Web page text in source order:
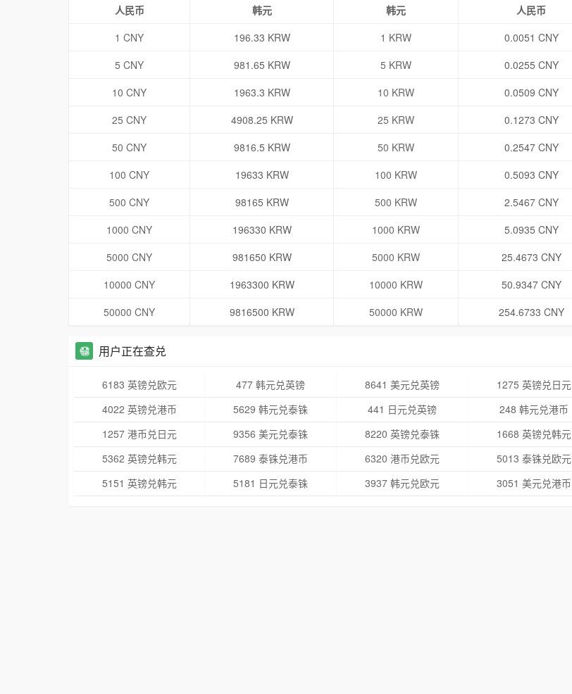
人民币 韩元 韩元
人民币
1 CNY
196.33 KRW 1 KRW
0.0051 CNY
5 CNY
981.65 KRW 5 KRW
0.0255 CNY
10 CNY
1963.3 KRW 10 KRW
0.0509 CNY
25 CNY
4908.25 KRW 25 KRW
0.1273 CNY
50 CNY
9816.5 KRW 50 KRW
0.2547 CNY
100 CNY
19633 KRW 100 KRW
0.5093 CNY
500 CNY
98165 KRW 500 KRW
2.5467 CNY
1000 CNY
196330 KRW 1000 KRW
5.0935 CNY
5000 CNY
981650 KRW 5000 KRW
25.4673 CNY
10000 CNY
1963300 KRW 10000 KRW
50.9347 CNY
50000 CNY
9816500 KRW 50000 KRW 254.6733 CNY
用户正在查兑
6183 英镑兑欧元 477 韩元兑英镑 8641 美元兑英镑
1275 英镑兑日元
4022 英镑兑港币
5629 韩元兑泰铢 441 日元兑英镑
248 韩元兑港币
1257 港币兑日元
9356 美元兑泰铢 8220 英镑兑泰铢
1668 英镑兑韩元
5362 英镑兑韩元
7689 泰铢兑港币 6320 港币兑欧元
5013 泰铢兑欧元
5151 英镑兑韩元
5181 日元兑泰铢 3937 韩元兑欧元 3051 美元兑港币